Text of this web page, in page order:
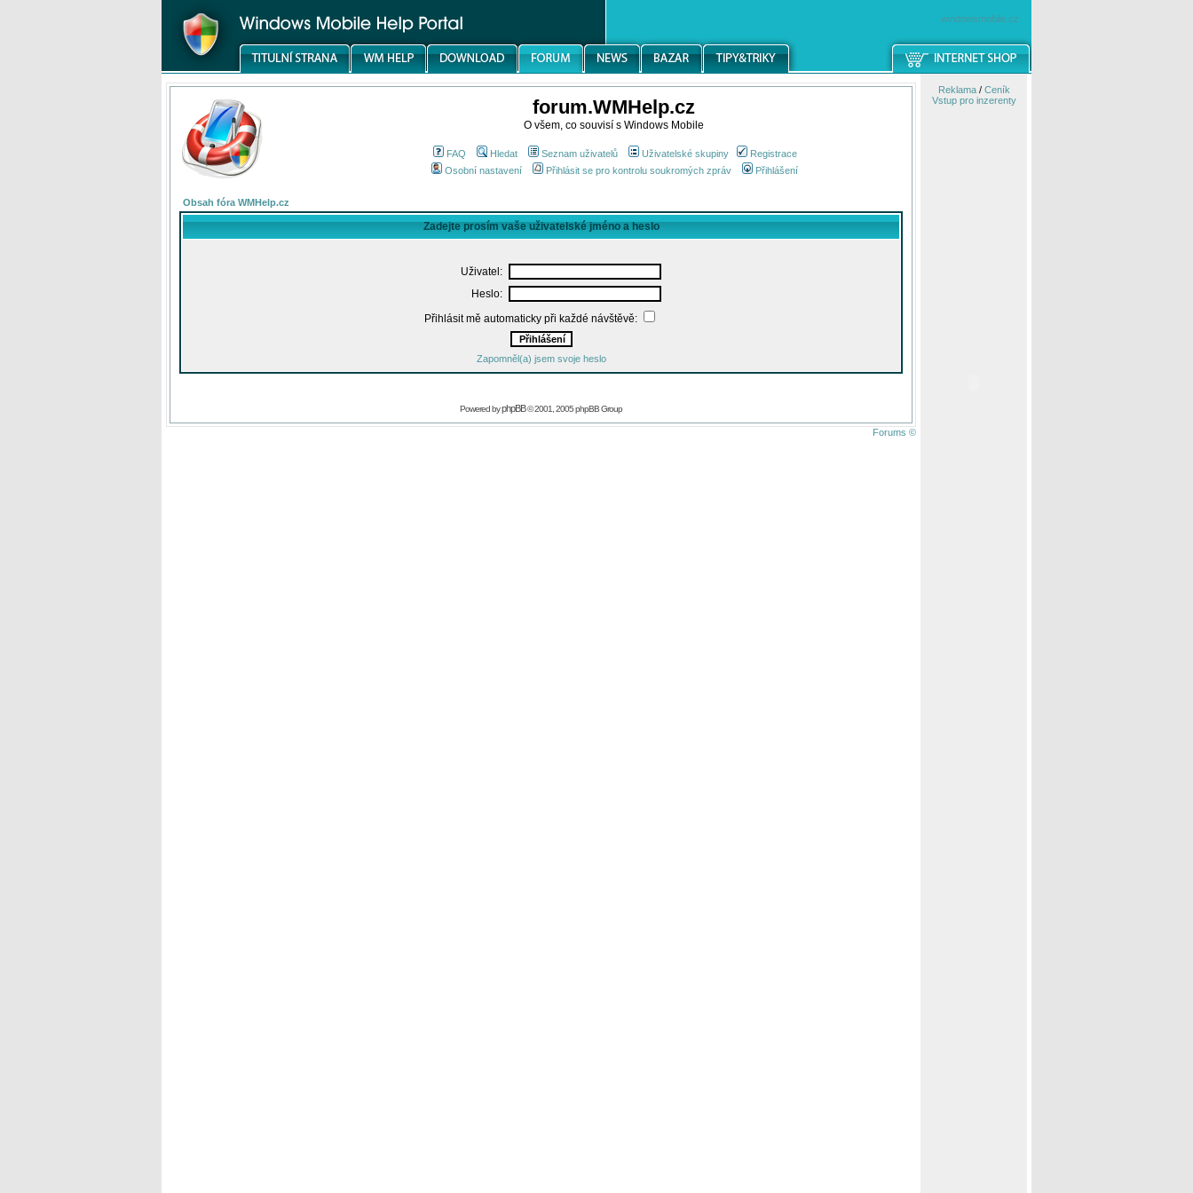
windowsmobile.cz
forum.WMHelp.cz
O všem, co souvisí s Windows Mobile
FAQ Hledat Seznam uživatelů Uživatelské skupiny
Registrace
Osobní nastavení
Přihlásit se pro kontrolu soukromých zpráv Přihlášení
Obsah fóra WMHelp.cz
Zadejte prosím vaše uživatelské jméno a heslo
Uživatel:
Heslo:
Přihlásit mě automaticky při každé návštěvě:
Zapomněl(a) jsem svoje heslo
Powered byphpBB© 2001, 2005 phpBB Group
Forums ©
Reklama/ Ceník
Vstup pro inzerenty